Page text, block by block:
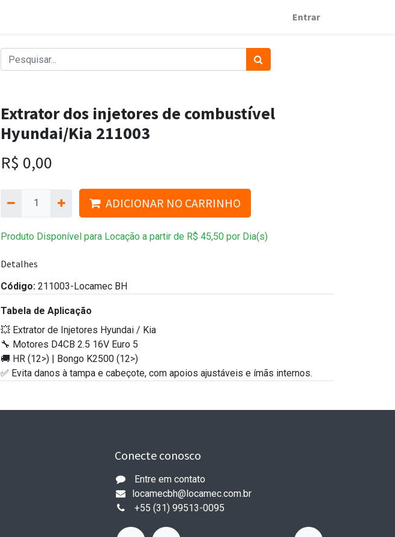
Entrar
Extrator dos injetores de combustível
Hyundai/Kia 211003
R$ 0,00
ADICIONAR NO CARRINHO
Produto Disponível para Locação a partir de R$ 45,50 por Dia(s)
Detalhes
Código: 211003-Locamec BH
Tabela de Aplicação
💥 Extrator de Injetores Hyundai / Kia
🔧 Motores D4CB 2.5 16V Euro 5
🚚 HR (12>) | Bongo K2500 (12>)
✅ Evita danos à tampa e cabeçote, com apoios ajustáveis e ímãs internos.
Conecte conosco
Entre em contato
locamecbh@locamec.com.br
+55 (31) 99513-0095